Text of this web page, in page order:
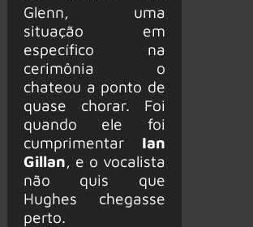
Glenn, uma
situação em
específico na
cerimônia o
chateou a ponto de
quase chorar. Foi
quando ele foi
cumprimentar Ian
Gillan, e o vocalista
não quis que
Hughes chegasse
perto.